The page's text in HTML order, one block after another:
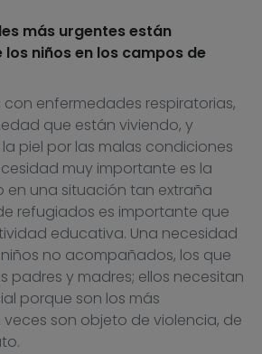
más urgentes están
niños en los campos de
con enfermedades respiratorias,
que están viviendo, y
piel por las malas condiciones
muy importante es la
en una situación tan extraña
refugiados es importante que
educativa. Una necesidad
no acompañados, los que
padres y madres; ellos necesitan
porque son los más
son objeto de violencia, de